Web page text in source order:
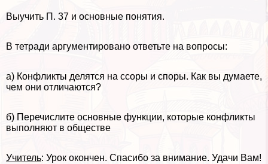
Выучить П. 37 и основные понятия.
В тетради аргументировано ответьте на вопросы:
а) Конфликты делятся на ссоры и споры. Как вы думаете,
чем они отличаются?
б) Перечислите основные функции, которые конфликты
выполняют в обществе
Учитель: Урок окончен. Спасибо за внимание. Удачи Вам!